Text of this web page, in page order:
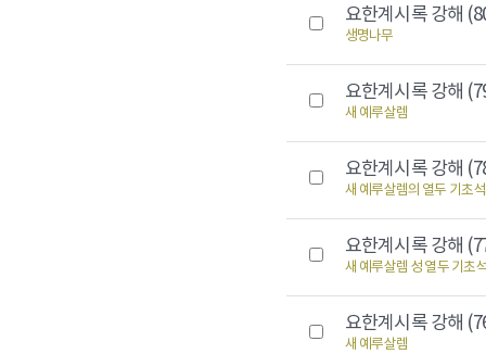
요한계시록 강해
생명나무
요한계시록 강해
새 예루살렘
요한계시록 강해
새 예루살렘의 열두 기초
요한계시록 강해
새 예루살렘 성 열두 기초
요한계시록 강해
새 예루살렘